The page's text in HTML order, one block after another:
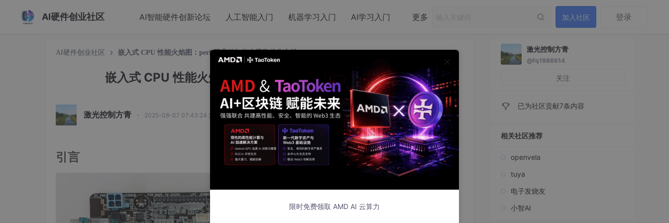
AI硬件创业社区 AI智能硬件创新论坛 人工智能入门 机器学习入门 AI学习入门 更多 加入社区 登录
AI硬件创业社区 嵌入式 CPU 性能火焰图：perf 工具链与热点函数优化实战
嵌入式 CPU 性能火焰图：perf 工具链与热点函数优化实战
激光控制方青 · 2025-08-07 07:43:24 发布
引言
激光控制方青
@fq1986614
关注
已为社区贡献7条内容
相关社区推荐
openvela
tuya
电子发烧友
小智AI
限时免费领取 AMD AI 云算力